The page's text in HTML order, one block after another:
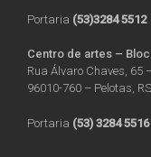
Portaria (53)3284 5512
Centro de artes –
Rua Álvaro Chaves, 65
96010-760 – Pelotas, RS
Portaria (53) 3284 5516